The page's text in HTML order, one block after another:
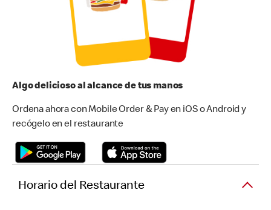
Algo delicioso al alcance de tus manos
Ordena ahora con Mobile Order & Pay en iOS o Android y
recógelo en el restaurante
Horario del Restaurante